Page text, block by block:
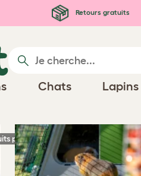
Retours gratuits
Chats Lapins
pour cochons d’Inde